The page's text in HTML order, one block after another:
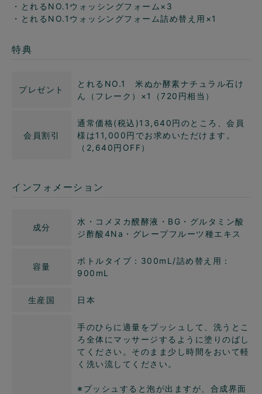
・とれるNO.1ウォッシングフォーム×3
・とれるNO.1ウォッシングフォーム詰め替え用×1
特典
プレゼント
とれるNO.1 米ぬか酵素ナチュラル石け
ん（フレーク）×1（720円相当）
会員割引
通常価格(税込)13,640円のところ、会員
様は11,000円でお求めいただけます。
（2,640円OFF）
インフォメーション
成分
水・コメヌカ醗酵液・BG・グルタミン酸
ジ酢酸4Na・グレープフルーツ種エキス
容量
ボトルタイプ：300mL/詰め替え用：
900mL
生産国 日本
手のひらに適量をプッシュして、洗うとこ
ろ全体にマッサージするように塗りのばし
てください。そのまま少し時間をおいて軽
く洗い流してください。
※プッシュすると泡が出ますが、合成界面